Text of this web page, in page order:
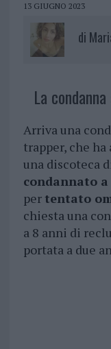
13 GIUGNO 2023
di
La
Arriva una
trapper, che
una discoteca
condannato
per tentato
chiesta una
a 8 anni di
portata a due